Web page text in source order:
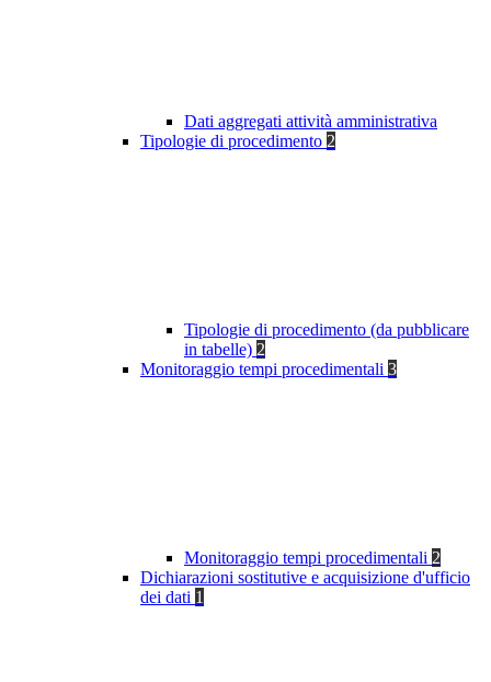
Dati aggregati attività amministrativa
Tipologie di procedimento 2
Tipologie di procedimento (da pubblicare
in tabelle) 2
Monitoraggio tempi procedimentali 3
Monitoraggio tempi procedimentali 2
Dichiarazioni sostitutive e acquisizione d'ufficio
dei dati 1